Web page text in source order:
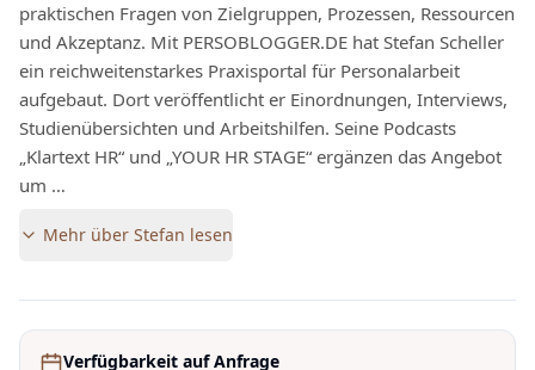
praktischen Fragen von Zielgruppen, Prozessen, Ressourcen
und Akzeptanz. Mit PERSOBLOGGER.DE hat Stefan Scheller
ein reichweitenstarkes Praxisportal für Personalarbeit
aufgebaut. Dort veröffentlicht er Einordnungen, Interviews,
Studienübersichten und Arbeitshilfen. Seine Podcasts
„Klartext HR“ und „YOUR HR STAGE“ ergänzen das Angebot
um …
Mehr über Stefan lesen
Verfügbarkeit auf Anfrage